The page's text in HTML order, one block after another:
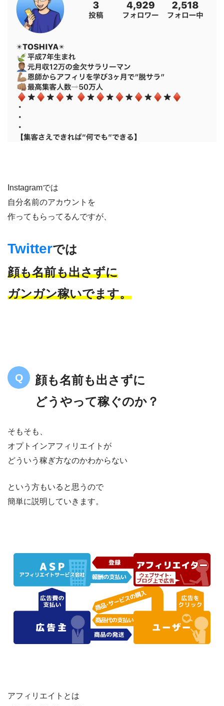
Instagramでは
自分名前のアカウントを
作ってもらってるんですが、
Twitterでは
顔も名前も出さずに
ガンガン稼いでます。
顔も名前も出さずに
どうやって稼ぐのか？
そもそも、
オプトインアフィリエイトが
どういう稼ぎ方なのかわからない
という方もいると思うので
簡単に説明していきます。
アフィリエイトとは